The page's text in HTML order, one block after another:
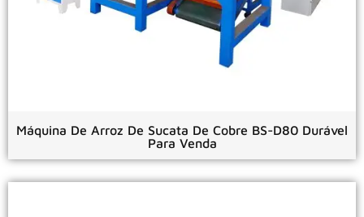
Máquina De Arroz De Sucata De Cobre BS-D80 Durável
Para Venda